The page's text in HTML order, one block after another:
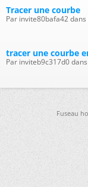
Tracer une courbe
Par invite80bafa42
tracer une courbe
Par inviteb9c317d0
Fuseau